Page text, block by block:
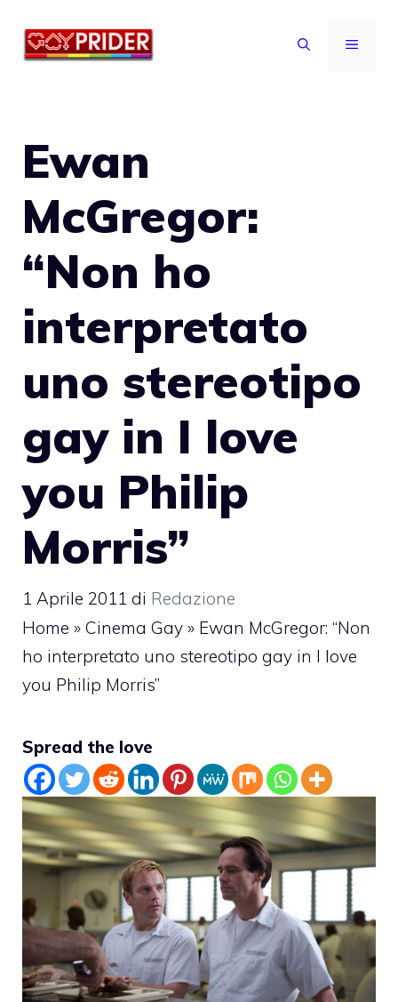
MENU
Ewan
McGregor:
“Non ho
interpretato
uno stereotipo
gay in I love
you Philip
Morris”
1 Aprile 2011 di Redazione
Home » Cinema Gay » Ewan McGregor: “Non
ho interpretato uno stereotipo gay in I love
you Philip Morris”
Spread the love